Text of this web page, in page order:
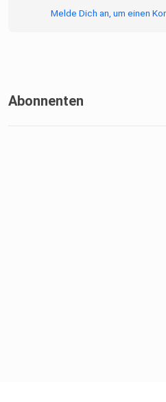
Melde Dich an, um einen
Abonnenten